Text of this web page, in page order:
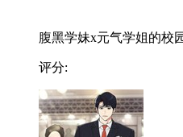
腹黑学妹x元气学姐的校
评分: